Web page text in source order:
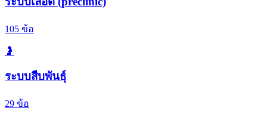
105 ข้อ
🤰
ระบบสืบพันธุ์
29 ข้อ